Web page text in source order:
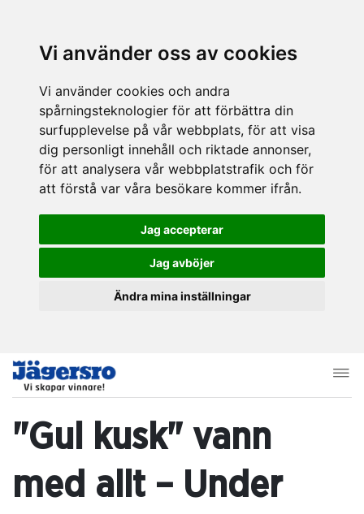
Vi använder oss av cookies
Vi använder cookies och andra
spårningsteknologier för att förbättra din
surfupplevelse på vår webbplats, för att visa
dig personligt innehåll och riktade annonser,
för att analysera vår webbplatstrafik och för
att förstå var våra besökare kommer ifrån.
Jag accepterar
Jag avböjer
Ändra mina inställningar
"Gul kusk" vann
med allt – Under